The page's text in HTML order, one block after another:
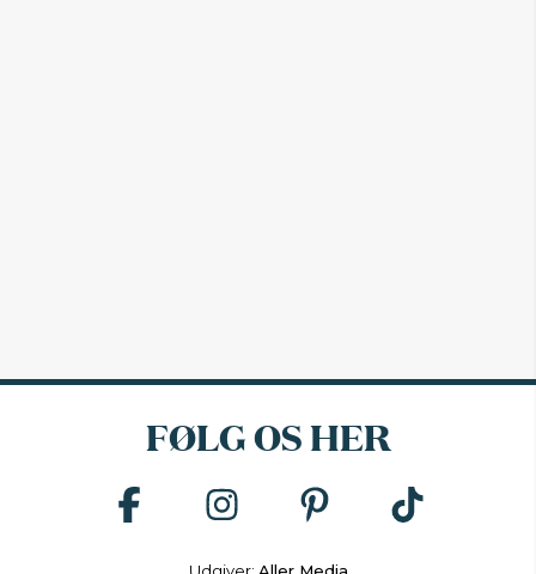
FØLG OS HER
Udgiver: Aller Media